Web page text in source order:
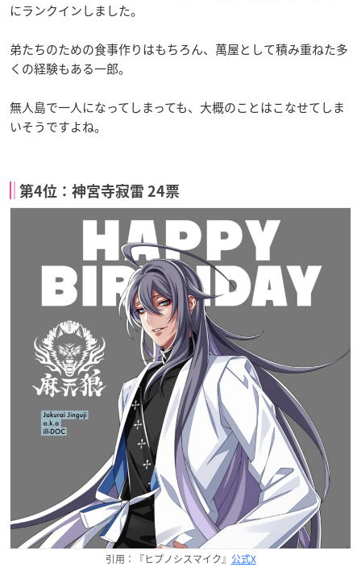
にランクインしました。
弟たちのための食事作りはもちろん、萬屋として積み重ねた多
くの経験もある一郎。
無人島で一人になってしまっても、大概のことはこなせてしま
いそうですよね。
第4位：神宮寺寂雷 24票
引用：『ヒプノシスマイク』 公式X